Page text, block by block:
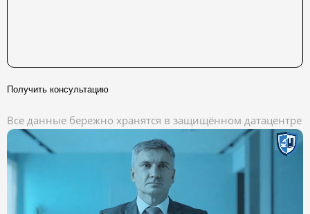
Получить консультацию
Все данные бережно хранятся в защищённом датацентре